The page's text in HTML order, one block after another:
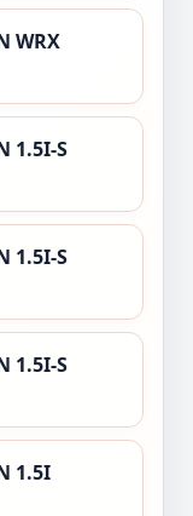
WRX
1.5I-S
1.5I-S
1.5I-S
1.5I